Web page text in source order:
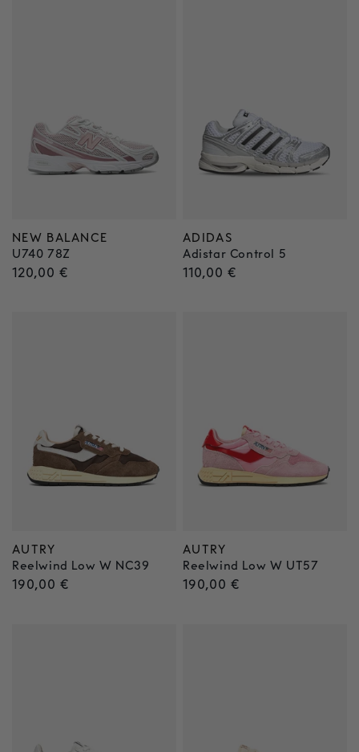
Anbieter:
NEW BALANCE
U740 78Z
Normaler
120,00 €
Anbieter:
ADIDAS
Adistar Control 5
Normaler
110,00 €
Anbieter:
AUTRY
Reelwind Low W NC39
Normaler
190,00 €
Anbieter:
AUTRY
Reelwind Low W UT57
Normaler
190,00 €